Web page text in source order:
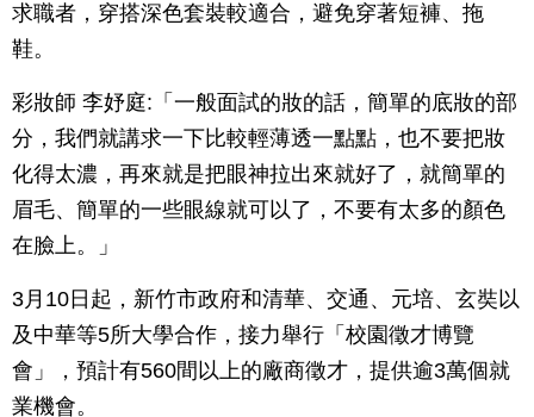
求職者，穿搭深色套裝較適合，避免穿著短褲、拖
鞋。
彩妝師 李妤庭:「一般面試的妝的話，簡單的底妝的部
分，我們就講求一下比較輕薄透一點點，也不要把妝
化得太濃，再來就是把眼神拉出來就好了，就簡單的
眉毛、簡單的一些眼線就可以了，不要有太多的顏色
在臉上。」
3月10日起，新竹市政府和清華、交通、元培、玄奘以
及中華等5所大學合作，接力舉行「校園徵才博覽
會」，預計有560間以上的廠商徵才，提供逾3萬個就
業機會。